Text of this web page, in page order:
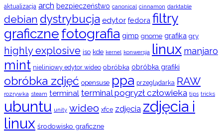
aktualizacja arch bezpieczeństwo canonical cinnamon darktable
debian dystrybucja edytor fedora filtry
graficznefotografia gimp gnome grafika gry
highly explosive iso kde kernel konwersja linux manjaro
mint nieliniowy edytor wideo obróbka obróbka grafiki
obróbka zdjęć opensuse ppa przeglądarka RAW
rozrywka steam terminal terminal pogryzł człowieka tips tricks
ubuntu unity wideo xfce zdjęcia zdjęcia i
linux środowisko graficzne